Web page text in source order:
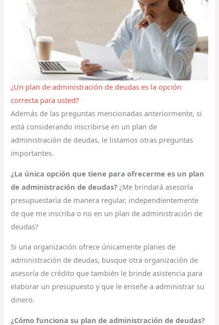
¿Un plan de administración de deudas es la opción
correcta para usted?
Además de las preguntas mencionadas anteriormente, si
está considerando inscribirse en un plan de
administración de deudas, le listamos otras preguntas
importantes.
¿La única opción que tiene para ofrecerme es un plan
de administración de deudas?¿Me brindará asesoría
presupuestaria de manera regular, independientemente
de que me inscriba o no en un plan de administración de
deudas?
Si una organización ofrece únicamente planes de
administración de deudas, busque otra organización de
asesoría de crédito que también le brinde asistencia para
elaborar un presupuesto y que le enseñe a administrar su
dinero.
¿Cómo funciona su plan de administración de deudas?